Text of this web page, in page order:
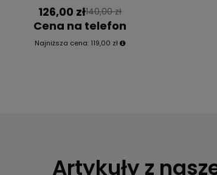
126,00 zł140,00 zł
Cena na telefon
Najniższa cena: 119,00 zł
Artykuły z